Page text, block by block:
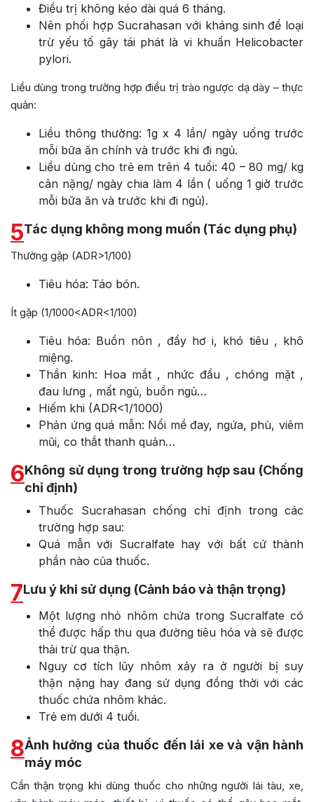
Điều trị không kéo dài quá 6 tháng.
Nên phối hợp Sucrahasan với kháng sinh để loại
trừ yếu tố gây tái phát là vi khuẩn Helicobacter
pylori.
Liều dùng trong trường hợp điều trị trào ngược dạ dày – thực
quản:
Liều thông thường: 1g x 4 lần/ ngày uống trước
mỗi bữa ăn chính và trước khi đi ngủ.
Liều dùng cho trẻ em trên 4 tuổi: 40 – 80 mg/ kg
cân nặng/ ngày chia làm 4 lần ( uống 1 giờ trước
mỗi bữa ăn và trước khi đi ngủ).
5Tác dụng không mong muốn (Tác dụng phụ)
Thường gặp (ADR>1/100)
Tiêu hóa: Táo bón.
Ít gặp (1/1000<ADR<1/100)
Tiêu hóa: Buồn nôn , đầy hơ i, khó tiêu , khô
miệng.
Thần kinh: Hoa mắt , nhức đầu , chóng mặt ,
đau lưng , mất ngủ, buồn ngủ…
Hiếm khi (ADR<1/1000)
Phản ứng quá mẫn: Nổi mề đay, ngứa, phù, viêm
mũi, co thắt thanh quản…
6Không sử dụng trong trường hợp sau (Chống
chỉ định)
Thuốc Sucrahasan chống chỉ định trong các
trường hợp sau:
Quá mẫn với Sucralfate hay với bất cứ thành
phần nào của thuốc.
7Lưu ý khi sử dụng (Cảnh báo và thận trọng)
Một lượng nhỏ nhôm chứa trong Sucralfate có
thể được hấp thu qua đường tiêu hóa và sẽ được
thải trừ qua thận.
Nguy cơ tích lũy nhôm xảy ra ở người bị suy
thận nặng hay đang sử dụng đồng thời với các
thuốc chứa nhôm khác.
Trẻ em dưới 4 tuổi.
8Ảnh hưởng của thuốc đến lái xe và vận hành
máy móc
Cần thận trọng khi dùng thuốc cho những người lái tàu, xe,